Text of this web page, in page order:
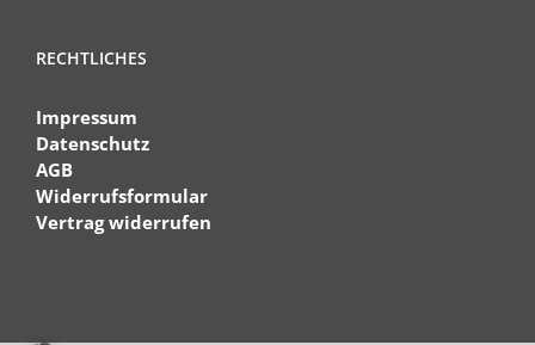
RECHTLICHES
Impressum
Datenschutz
AGB
Widerrufsformular
Vertrag widerrufen